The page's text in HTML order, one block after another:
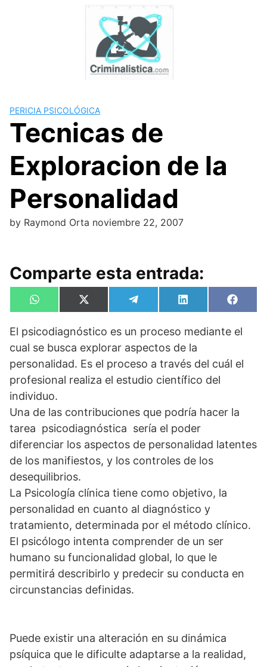
PERICIA PSICOLÓGICA
Tecnicas de
Exploracion de la
Personalidad
by Raymond Orta noviembre 22, 2007
Comparte esta entrada:
Compartir
en
W
h
t
A
p
p
Compartir
en
X
(
w
t
t
e
r
Compartir
en
e
e
r
a
m
Compartir
en
L
i
k
e
d
I
n
en
F
a
e
o
k
El psicodiagnóstico es un proceso mediante el
cual se busca explorar aspectos de la
personalidad. Es el proceso a través del cuál el
profesional realiza el estudio científico del
individuo.
Una de las contribuciones que podría hacer la
tarea psicodiagnóstica sería el poder
diferenciar los aspectos de personalidad latentes
de los manifiestos, y los controles de los
desequilibrios.
La Psicología clínica tiene como objetivo, la
personalidad en cuanto al diagnóstico y
tratamiento, determinada por el método clínico.
El psicólogo intenta comprender de un ser
humano su funcionalidad global, lo que le
permitirá describirlo y predecir su conducta en
circunstancias definidas.
Puede existir una alteración en su dinámica
psíquica que le dificulte adaptarse a la realidad,